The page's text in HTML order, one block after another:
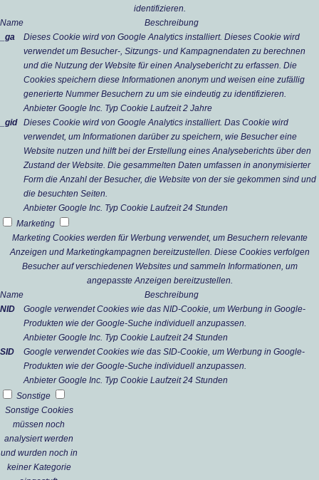
identifizieren.
Name
Beschreibung
_ga
Dieses Cookie wird von Google Analytics installiert. Dieses Cookie wird
verwendet um Besucher-, Sitzungs- und Kampagnendaten zu berechnen
und die Nutzung der Website für einen Analysebericht zu erfassen. Die
Cookies speichern diese Informationen anonym und weisen eine zufällig
generierte Nummer Besuchern zu um sie eindeutig zu identifizieren.
Anbieter Google Inc. Typ Cookie Laufzeit 2 Jahre
_gid
Dieses Cookie wird von Google Analytics installiert. Das Cookie wird
verwendet, um Informationen darüber zu speichern, wie Besucher eine
Website nutzen und hilft bei der Erstellung eines Analyseberichts über den
Zustand der Website. Die gesammelten Daten umfassen in anonymisierter
Form die Anzahl der Besucher, die Website von der sie gekommen sind und
die besuchten Seiten.
Anbieter Google Inc. Typ Cookie Laufzeit 24 Stunden
Marketing
Marketing Cookies werden für Werbung verwendet, um Besuchern relevante
Anzeigen und Marketingkampagnen bereitzustellen. Diese Cookies verfolgen
Besucher auf verschiedenen Websites und sammeln Informationen, um
angepasste Anzeigen bereitzustellen.
Name
Beschreibung
NID
Google verwendet Cookies wie das NID-Cookie, um Werbung in Google-
Produkten wie der Google-Suche individuell anzupassen.
Anbieter Google Inc. Typ Cookie Laufzeit 24 Stunden
SID
Google verwendet Cookies wie das SID-Cookie, um Werbung in Google-
Produkten wie der Google-Suche individuell anzupassen.
Anbieter Google Inc. Typ Cookie Laufzeit 24 Stunden
Sonstige
Sonstige Cookies
müssen noch
analysiert werden
und wurden noch in
keiner Kategorie